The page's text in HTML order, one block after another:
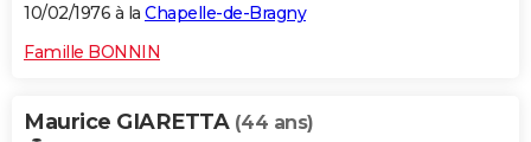
10/02/1976 à la Chapelle-de-Bragny
Famille BONNIN
Maurice GIARETTA (44 ans)